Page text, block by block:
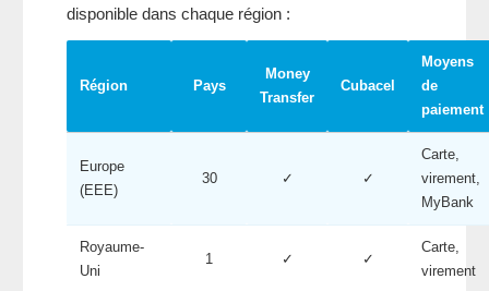
disponible dans chaque région :
Région Pays
Money
Transfer
Cubacel
Moyens
de
paiement
Europe
(EEE)
30 ✓ ✓
Carte,
virement,
MyBank
Royaume-
Uni
1 ✓ ✓
Carte,
virement